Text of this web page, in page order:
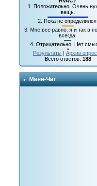
1.Положительно. Очень
вещь.
2. Пока не определился.
3. Мне все равно, я и так в
всегда.
4. Отрицательно. Нет
Результаты | Архив
Всего ответов: 188
Мини-Чат